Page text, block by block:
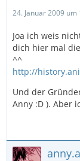
24. Januar 2009 um
Joa ich weis
dich hier mal
^^
http://
Und der
Anny :D ). Aber